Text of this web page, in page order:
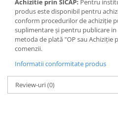
produs este disponibil pentru
conform procedurilor de achiziție
suplimentare și pentru publicare in
metoda de plată "OP sau Achiziție
comenzii.
Informatii conformitate produs
Review-uri(0)